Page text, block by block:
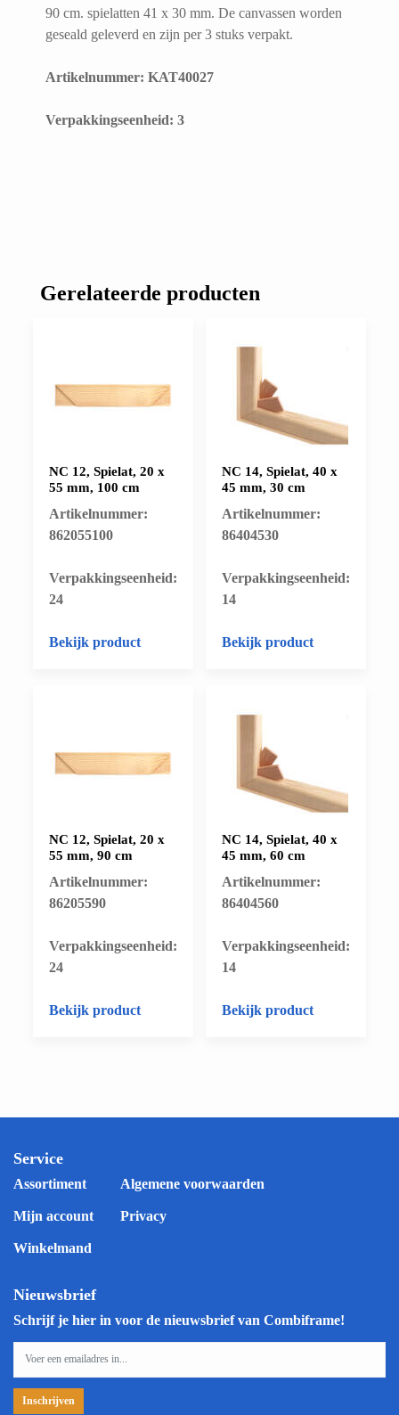
90 cm. spielatten 41 x 30 mm. De canvassen worden
geseald geleverd en zijn per 3 stuks verpakt.
Artikelnummer: KAT40027
​Verpakkingseenheid: 3
Gerelateerde producten
NC 12, Spielat, 20 x
55 mm, 100 cm
Artikelnummer:
862055100
​Verpakkingseenheid:
24
Bekijk product
NC 14, Spielat, 40 x
45 mm, 30 cm
Artikelnummer:
86404530
​Verpakkingseenheid:
14
Bekijk product
NC 12, Spielat, 20 x
55 mm, 90 cm
Artikelnummer:
86205590
​Verpakkingseenheid:
24
Bekijk product
NC 14, Spielat, 40 x
45 mm, 60 cm
Artikelnummer:
86404560
​Verpakkingseenheid:
14
Bekijk product
Service
Assortiment
Mijn account
Winkelmand
Algemene voorwaarden
Privacy
Nieuwsbrief
Schrijf je hier in voor de nieuwsbrief van Combiframe!